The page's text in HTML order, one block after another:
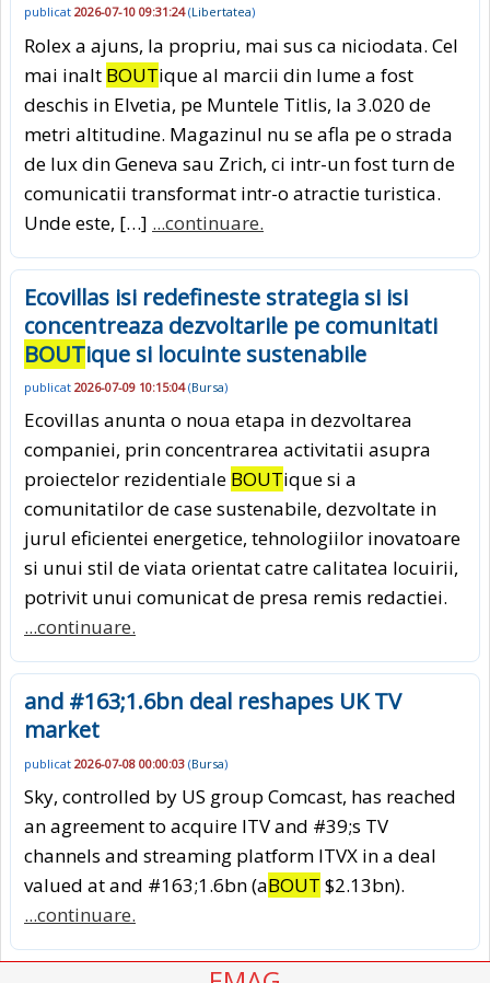
publicat 2026-07-10 09:31:24(Libertatea)
Rolex a ajuns, la propriu, mai sus ca niciodata. Cel
mai inalt BOUTique al marcii din lume a fost
deschis in Elvetia, pe Muntele Titlis, la 3.020 de
metri altitudine. Magazinul nu se afla pe o strada
de lux din Geneva sau Zrich, ci intr-un fost turn de
comunicatii transformat intr-o atractie turistica.
Unde este, […] ...continuare.
Ecovillas isi redefineste strategia si isi
concentreaza dezvoltarile pe comunitati
BOUTique si locuinte sustenabile
publicat 2026-07-09 10:15:04(Bursa)
Ecovillas anunta o noua etapa in dezvoltarea
companiei, prin concentrarea activitatii asupra
proiectelor rezidentiale BOUTique si a
comunitatilor de case sustenabile, dezvoltate in
jurul eficientei energetice, tehnologiilor inovatoare
si unui stil de viata orientat catre calitatea locuirii,
potrivit unui comunicat de presa remis redactiei.
...continuare.
and #163;1.6bn deal reshapes UK TV
market
publicat 2026-07-08 00:00:03 (Bursa)
Sky, controlled by US group Comcast, has reached
an agreement to acquire ITV and #39;s TV
channels and streaming platform ITVX in a deal
valued at and #163;1.6bn (aBOUT $2.13bn).
...continuare.